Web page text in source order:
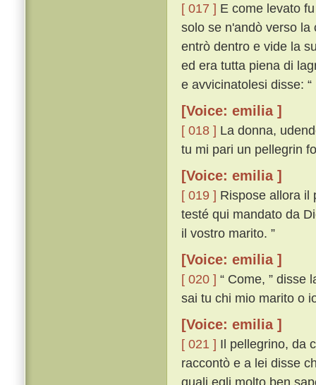
[ 017 ] E come levato
solo se n'andò verso
entrò dentro e vide la
ed era tutta piena di
e avvicinatolesi disse:
[Voice: emilia ]
[ 018 ] La donna,
tu mi pari un pellegrin
[Voice: emilia ]
[ 019 ] Rispose allora il
testé qui mandato da
il vostro marito. ”
[Voice: emilia ]
[ 020 ] “ Come, ” disse
sai tu chi mio marito o
[Voice: emilia ]
[ 021 ] Il pellegrino, da
raccontò e a lei disse
quali egli molto ben